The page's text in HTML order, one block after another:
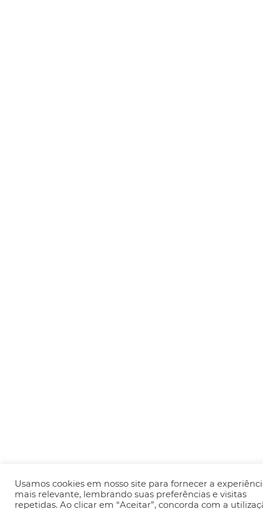
Usamos cookies em nosso site para fornecer a
mais relevante, lembrando suas preferências e visitas
repetidas. Ao clicar em “Aceitar”, concorda com a